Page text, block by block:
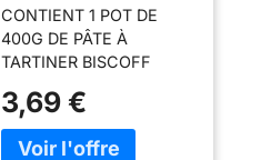
CONTIENT 1 POT DE
400G DE PÂTE À
TARTINER BISCOFF
avec soin dans un pot en
plastique entièrement
recyclable et léger. A
3,69 €